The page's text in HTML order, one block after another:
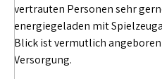
vertrauten Personen sehr
energiegeladen mit
Blick ist vermutlich
Versorgung.